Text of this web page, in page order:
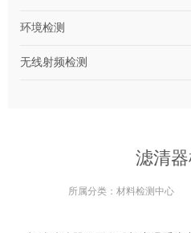
环境检测
无线射频检测
滤清器
所属分类： 材料检测中心